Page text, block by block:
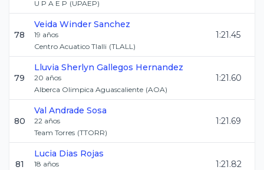
U P A E P (UPAEP)
78
Veida Winder Sanchez
19 años
Centro Acuatico Tlalli (TLALL)
1:21.45
79
Lluvia Sherlyn Gallegos Hernandez
20 años
Alberca Olimpica Aguascaliente (AOA)
1:21.60
80
Val Andrade Sosa
22 años
Team Torres (TTORR)
1:21.69
81
Lucia Dias Rojas
18 años
1:21.82